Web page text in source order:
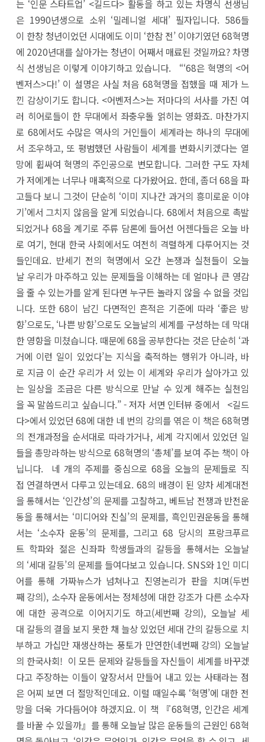
는 ‘인문 스타트업’ <길드다> 활동을 하고 있는 차명식 선생님
은 1990년생으로 소위 ‘밀레니얼 세대’ 필자입니다. 586들
이 한창 청년이었던 시대에도 이미 ‘한참 전’ 이야기였던 68혁명
에 2020년대를 살아가는 청년이 어째서 매료된 것일까요? 차명
식 선생님은 이렇게 이야기하고 있습니다. “‘68은 혁명의 <어
벤저스>다!’ 이 설명은 사실 처음 68혁명을 접했을 때 제가 느
낀 감상이기도 합니다. <어벤저스>는 저마다의 서사를 가진 여
러 히어로들이 한 무대에서 좌충우돌 얽히는 영화죠. 마찬가지
로 68에서도 수많은 역사의 거인들이 세계라는 하나의 무대에
서 조우하고, 또 평범했던 사람들이 세계를 변화시키겠다는 열
망에 휩싸여 혁명의 주인공으로 변모합니다. 그러한 구도 자체
가 저에게는 너무나 매혹적으로 다가왔어요. 한데, 좀더 68을 파
고들다 보니 그것이 단순히 ‘이미 지나간 과거의 흥미로운 이야
기’에서 그치지 않음을 알게 되었습니다. 68에서 처음으로 촉발
되었거나 68을 계기로 주류 담론에 들어선 어젠다들은 오늘 바
로 여기, 현대 한국 사회에서도 여전히 격렬하게 다루어지는 것
들인데요. 반세기 전의 혁명에서 오간 논쟁과 실천들이 오늘
날 우리가 마주하고 있는 문제들을 이해하는 데 얼마나 큰 영감
을 줄 수 있는가를 알게 된다면 누구든 놀라지 않을 수 없을 것입
니다. 또한 68이 남긴 다면적인 흔적은 기준에 따라 ‘좋은 방
향’으로도, ‘나쁜 방향’으로도 오늘날의 세계를 구성하는 데 막대
한 영향을 미쳤습니다. 때문에 68을 공부한다는 것은 단순히 ‘과
거에 이런 일이 있었다’는 지식을 축적하는 행위가 아니라, 바
로 지금 이 순간 우리가 서 있는 이 세계와 우리가 살아가고 있
는 일상을 조금은 다른 방식으로 만날 수 있게 해주는 실천임
을 꼭 말씀드리고 싶습니다.” - 저자 서면 인터뷰 중에서 <길드
다>에서 있었던 68에 대한 네 번의 강의를 엮은 이 책은 68혁명
의 전개과정을 순서대로 따라가거나, 세계 각지에서 있었던 일
들을 총망라하는 방식으로 68혁명의 ‘총체’를 보여 주는 책이 아
닙니다. 네 개의 주제를 중심으로 68을 오늘의 문제들로 직
접 연결하면서 다루고 있는데요. 68의 배경이 된 양차 세계대전
을 통해서는 ‘인간성’의 문제를 고찰하고, 베트남 전쟁과 반전운
동을 통해서는 ‘미디어와 진실’의 문제를, 흑인민권운동을 통해
서는 ‘소수자 운동’의 문제를, 그리고 68 당시의 프랑크푸르
트 학파와 젊은 신좌파 학생들과의 갈등을 통해서는 오늘날
의 ‘세대 갈등’의 문제를 들여다보고 있습니다. SNS와 1인 미디
어를 통해 가짜뉴스가 넘쳐나고 진영논리가 판을 치며(두번
째 강의), 소수자 운동에서는 정체성에 대한 강조가 다른 소수자
에 대한 공격으로 이어지기도 하고(세번째 강의), 오늘날 세
대 갈등의 결을 보지 못한 채 늘상 있었던 세대 간의 갈등으로 치
부하고 가십만 재생산하는 풍토가 만연한(네번째 강의) 오늘날
의 한국사회! 이 모든 문제와 갈등들을 자신들이 세계를 바꾸겠
다고 주장하는 이들이 앞장서서 만들어 내고 있는 사태라는 점
은 어찌 보면 더 절망적인데요. 이럴 때일수록 ‘혁명’에 대한 전
망을 더욱 가다듬어야 하겠지요. 이 책 『68혁명, 인간은 세계
를 바꿀 수 있을까』를 통해 오늘날 많은 운동들의 근원인 68혁